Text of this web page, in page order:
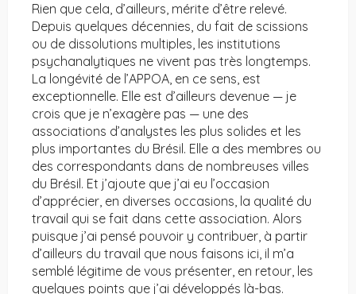
Rien que cela, d’ailleurs, mérite d’être relevé.
Depuis quelques décennies, du fait de scissions
ou de dissolutions multiples, les institutions
psychanalytiques ne vivent pas très longtemps.
La longévité de l’APPOA, en ce sens, est
exceptionnelle. Elle est d’ailleurs devenue — je
crois que je n’exagère pas — une des
associations d’analystes les plus solides et les
plus importantes du Brésil. Elle a des membres ou
des correspondants dans de nombreuses villes
du Brésil. Et j’ajoute que j’ai eu l’occasion
d’apprécier, en diverses occasions, la qualité du
travail qui se fait dans cette association. Alors
puisque j’ai pensé pouvoir y contribuer, à partir
d’ailleurs du travail que nous faisons ici, il m’a
semblé légitime de vous présenter, en retour, les
quelques points que j’ai développés là-bas.